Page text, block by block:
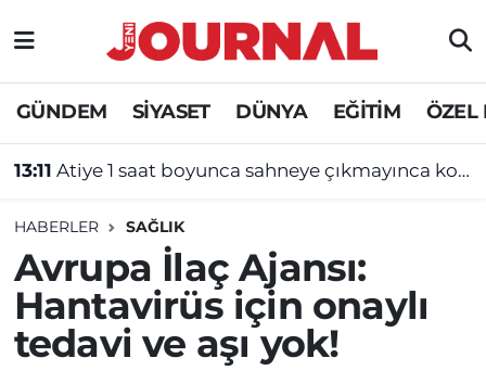
GÜNDEM SİYASET DÜNYA EĞİTİM ÖZEL
13:11 Atiye 1 saat boyunca sahneye çıkmayınca konseri iptal edildi!
HABERLER SAĞLIK
Avrupa İlaç Ajansı:
Hantavirüs için onaylı
tedavi ve aşı yok!
GÜNDEM
SİYASET
EĞİTİM
ÖZEL HABER
Nöbetçi Eczaneler
Hava Durumu
Süper Lig Puan Durumu ve Fikstür
Tüm Manşetler
Son Dakika Haberleri